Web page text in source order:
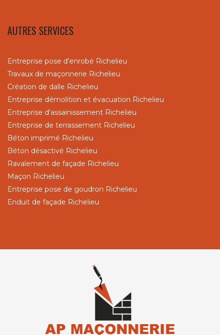
AUTRES SERVICES
Entreprise pose d'enrobé Richelieu
Travaux de maçonnerie Richelieu
Création de dalle Richelieu
Entreprise démolition et évacuation Richelieu
Entreprise d'assainissement Richelieu
Entreprise de terrassement Richelieu
Béton imprimé Richelieu
Béton désactivé Richelieu
Ravalement de façade Richelieu
Maçon Richelieu
Entreprise pose de goudron Richelieu
Enduit de façade Richelieu